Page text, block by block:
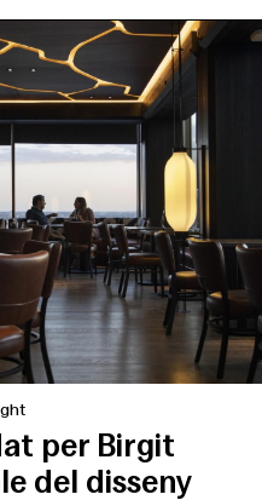
Italiano Català
per Birgit
del disseny